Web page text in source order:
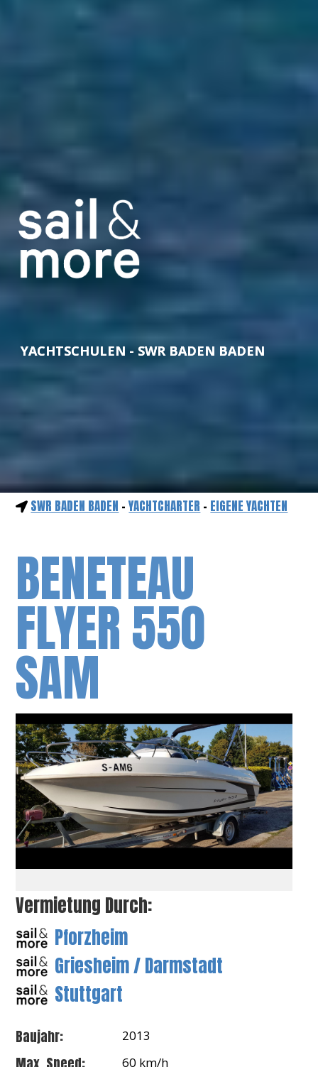
YACHTSCHULEN - SWR BADEN BADEN
SWR BADEN BADEN -YACHTCHARTER - EIGENE YACHTEN
BENETEAU
FLYER 550
SAM
Vermietung Durch:
Pforzheim
Griesheim / Darmstadt
Stuttgart
Baujahr: 2013
60 km/h